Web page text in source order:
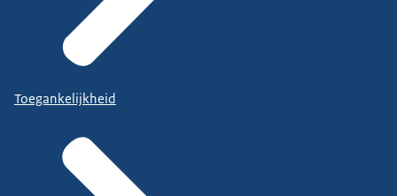
Toegankelijkheid